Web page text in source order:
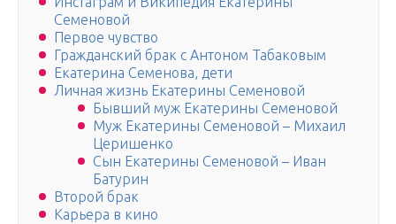
Семеновой
Первое чувство
Гражданский брак с Антоном Табаковым
Екатерина Семенова, дети
Личная жизнь Екатерины Семеновой
Бывший муж Екатерины Семеновой
Муж Екатерины Семеновой – Михаил
Церишенко
Сын Екатерины Семеновой – Иван
Батурин
Второй брак
Карьера в кино